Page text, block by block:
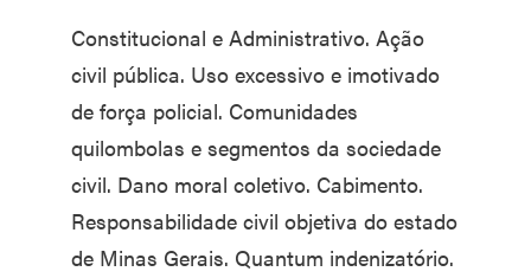
Constitucional e Administrativo. Ação
civil pública. Uso excessivo e imotivado
de força policial. Comunidades
quilombolas e segmentos da sociedade
civil. Dano moral coletivo. Cabimento.
Responsabilidade civil objetiva do estado
de Minas Gerais. Quantum indenizatório.